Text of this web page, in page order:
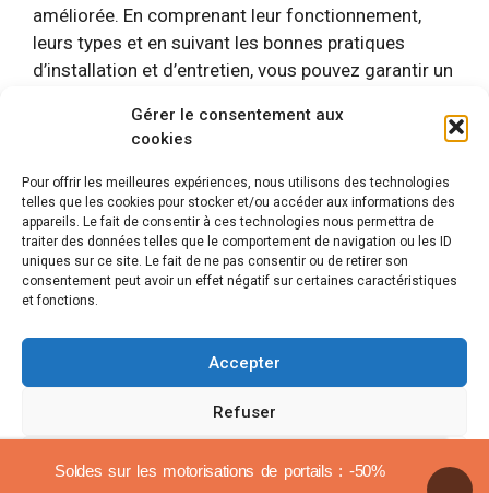
Gérer le consentement aux
cookies
Pour offrir les meilleures expériences, nous utilisons des technologies
telles que les cookies pour stocker et/ou accéder aux informations des
appareils. Le fait de consentir à ces technologies nous permettra de
traiter des données telles que le comportement de navigation ou les ID
uniques sur ce site. Le fait de ne pas consentir ou de retirer son
consentement peut avoir un effet négatif sur certaines caractéristiques
et fonctions.
Accepter
Refuser
Voir les préférences
améliorée. En comprenant leur fonctionnement,
leurs types et en suivant les bonnes pratiques
d’installation et d’entretien, vous pouvez garantir un
pendant de nombreuses années. Assurez-vous de
choisir des photocellules de qualité, de les tester
régulièrement et de rester vigilant pour garantir la
sécurité de tous.
© 2026 Automatismes-portail.fr
En tant que Partenaire Amazon, je réalise un bénéfice sur
Notre site partenaire :Renouvelable Habitat
Soldes sur les motorisations de portails : -50%